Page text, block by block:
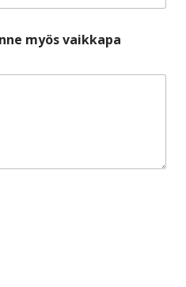
myös vaikkapa